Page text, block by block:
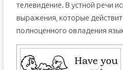
телевидение. В устной речи
выражения, которые
полноценного овладения